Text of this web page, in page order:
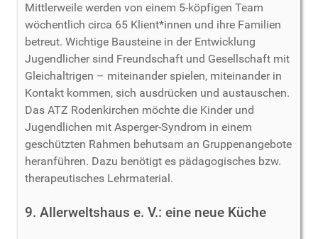
Mittlerweile werden von einem 5-köpfigen Team
wöchentlich circa 65 Klient*innen und ihre Familien
betreut. Wichtige Bausteine in der Entwicklung
Jugendlicher sind Freundschaft und Gesellschaft mit
Gleichaltrigen – miteinander spielen, miteinander in
Kontakt kommen, sich ausdrücken und austauschen.
Das ATZ Rodenkirchen möchte die Kinder und
Jugendlichen mit Asperger-Syndrom in einem
geschützten Rahmen behutsam an Gruppenangebote
heranführen. Dazu benötigt es pädagogisches bzw.
therapeutisches Lehrmaterial.
9. Allerweltshaus e. V.: eine neue Küche